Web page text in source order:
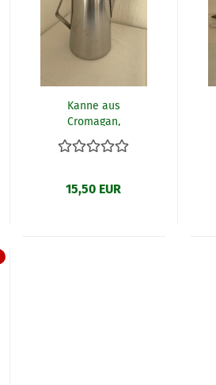
Kanne aus
Cromagan,
gebraucht
15,50 EUR